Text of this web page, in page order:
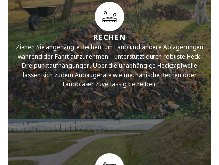
RECHEN
Ziehen Sie angehängte Rechen, um Laub und andere Ablagerungen
während der Fahrt aufzunehmen – unterstützt durch robuste Heck-
Dreipunktaufhängungen. Über die unabhängige Heckzapfwelle
lassen sich zudem Anbaugeräte wie mechanische Rechen oder
Laubbläser zuverlässig betreiben.